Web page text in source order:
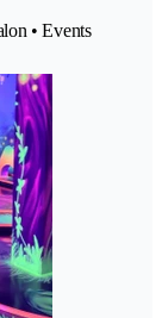
• Events